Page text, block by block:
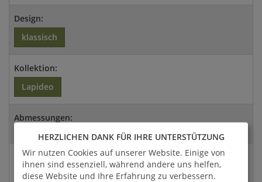
Design:
klassisch
Kollektion:
Lapideo
Abmessungen:
100cm (T)
Versandart:
Spedition
HERZLICHEN DANK FÜR IHRE UNTERSTÜTZUNG
Wir nutzen Cookies auf unserer Website. Einige von
ihnen sind essenziell, während andere uns helfen,
diese Website und Ihre Erfahrung zu verbessern.